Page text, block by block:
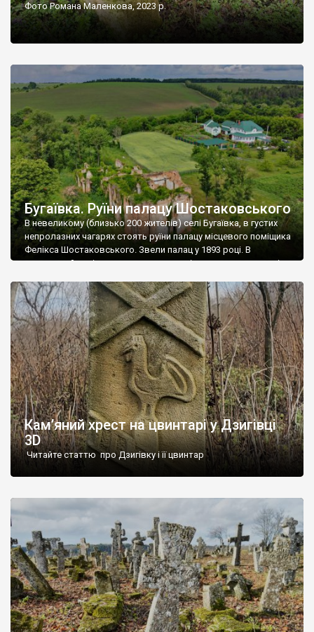
Фото Романа Маленкова, 2023 р.
Бугаївка. Руїни палацу Шостаковського
В невеликому (близько 200 жителів) селі Бугаївка, в густих
непролазних чагарях стоять руїни палацу місцевого поміщика
Фелікса Шостаковського. Звели палац у 1893 році. В
радянський період у ньому спочатку містилася школа, потім
століття тут розмістили туберкульозну лікарню. Коли із
палацу виїхала лікарня – ми точно не […]
Кам’яний хрест на цвинтарі у Дзигівці
3D
Читайте статтю про Дзигівку і її цвинтар